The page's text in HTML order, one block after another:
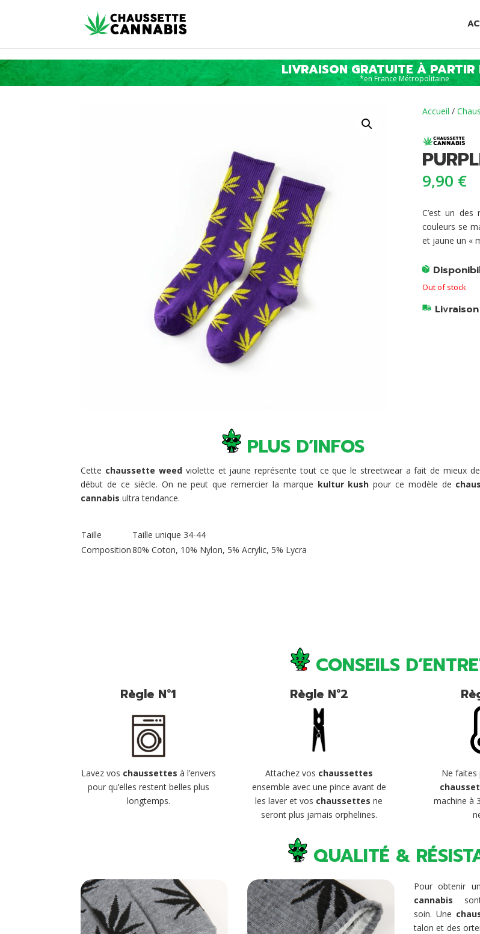
LIVRAISON GRATUITE À
*en France Métropolitaine
Accueil /
9,90 €
C’est un
couleurs se
et jaune un «
Out of stock
Livraison
PLUS D’INFOS
Cette chaussette weedviolette et jaune représente tout ce que le streetwear a fait de mieux
début de ce siècle. On ne peut que remercier la marque kultur kush pour ce modèle de
cannabis ultra tendance.
Taille
Taille unique 34-44
Composition80% Coton, 10% Nylon, 5% Acrylic, 5% Lycra
CONSEILS
Règle N°1
Lavez vos chaussettes à l’envers
pour qu’elles restent belles plus
longtemps.
Règle N°2
Attachez vos chaussettes
ensemble avec une pince avant de
les laver et vos chaussettes ne
seront plus jamais orphelines.
Ne faites
machine à
QUALITÉ &
Pour obtenir
cannabis
soin. Une
talon et des